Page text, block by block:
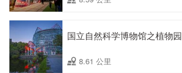
国立自然科学博物馆之植物园
8.61 公里